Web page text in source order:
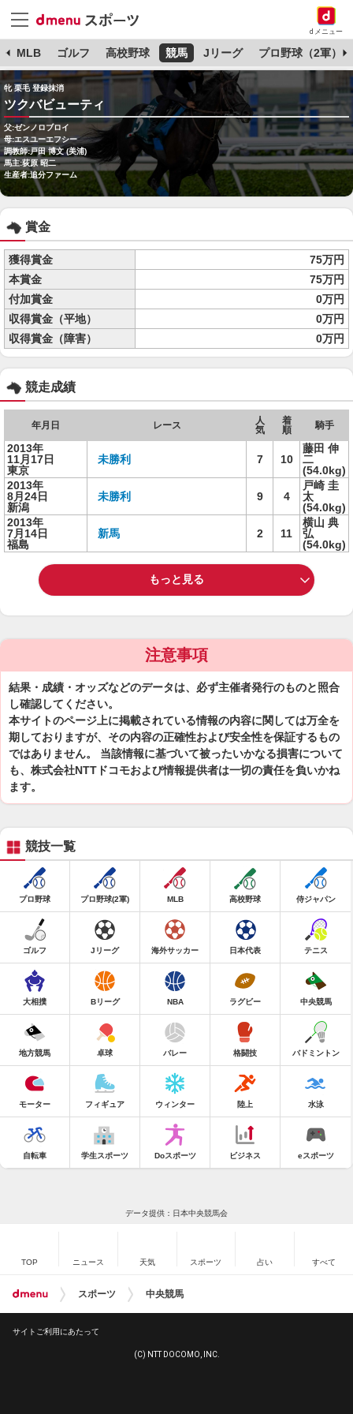
dメニュー
MLB ゴルフ 高校野球 競馬 Jリーグ プロ野球（2軍）
牝 栗毛 登録抹消
ツクバビューティ
父:ゼンノロブロイ
母:エスユーエフシー
調教師:戸田 博文 (美浦)
馬主:荻原 昭二
生産者:追分ファーム
賞金
獲得賞金
75万円
本賞金
75万円
付加賞金
0万円
収得賞金（平地）
0万円
収得賞金（障害）
0万円
競走成績
年月日 レース
人
気
着
順
騎手
2013年
11月17日
東京
未勝利 7 10
藤田 伸
二
(54.0kg)
2013年
8月24日
新潟
未勝利 9 4
戸崎 圭
太
(54.0kg)
2013年
7月14日
福島
新馬 2 11
横山 典
弘
(54.0kg)
もっと見る
注意事項
結果・成績・オッズなどのデータは、必ず主催者発行のものと照合
し確認してください。
本サイトのページ上に掲載されている情報の内容に関しては万全を
期しておりますが、その内容の正確性および安全性を保証するもの
ではありません。 当該情報に基づいて被ったいかなる損害について
も、株式会社NTTドコモおよび情報提供者は一切の責任を負いかね
ます。
競技一覧
プロ野球 プロ野球(2軍) MLB 高校野球 侍ジャパン
ゴルフ Jリーグ 海外サッカー 日本代表 テニス
大相撲 Bリーグ NBA ラグビー 中央競馬
地方競馬 卓球 バレー 格闘技 バドミントン
モーター フィギュア ウィンター 陸上 水泳
自転車 学生スポーツ Doスポーツ ビジネス eスポーツ
データ提供：日本中央競馬会
TOP ニュース 天気 スポーツ 占い すべて
スポーツ 中央競馬
サイトご利用にあたって
(C) NTT DOCOMO, INC.